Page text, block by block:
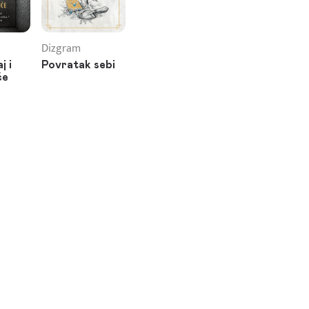
i
Dizgram
Povratak sebi